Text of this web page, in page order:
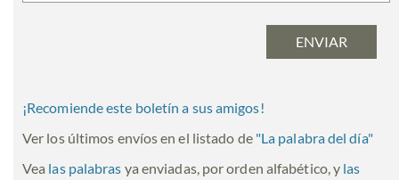
¡Recomiende este boletín a sus amigos!
Ver los últimos envíos en el listado de "La palabra del día"
Vea las palabras ya enviadas, por orden alfabético, y las